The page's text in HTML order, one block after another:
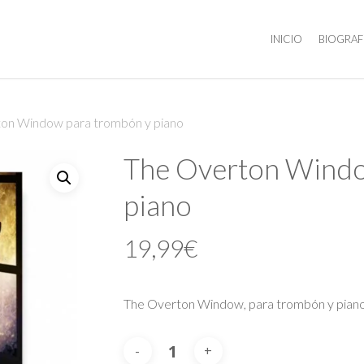
INICIO
Window para trombón y piano
The Overton
piano
19,99€
The Overton Window, para trombón y